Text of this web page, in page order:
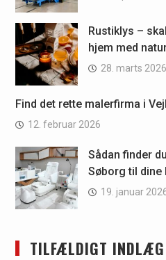
Rustiklys –
hjem med
28. marts 2026
Find det rette malerfirma i
12. februar 2026
Sådan finder
Søborg til dine
19. januar
TILFÆLDIGT INDLÆG